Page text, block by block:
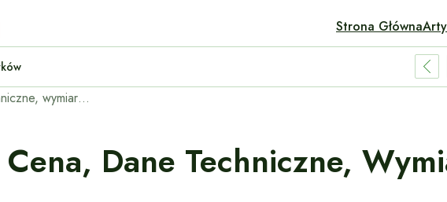
Strona Główna
Twingo Electric — Porównanie Tanich Elektryków
Opel Meriva – opinie, cena, dane techniczne, wymiary, spalanie, osiągi
Dane Techniczne,